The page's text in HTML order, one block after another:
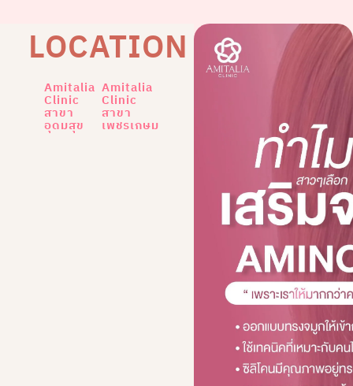
LOCATION
Amitalia
Clinic
สาขา
อุดมสุข
Amitalia
Clinic
สาขา
เพชรเกษม